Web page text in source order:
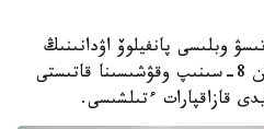
وبلىسى پانفيلوۆ اۋدانىنىڭ
اكىمدىگى جۇكتى بولىپ قالعان 8-سىنىپ وقۋشىسىنا قاتىستى
قازاقپارات ءتىلشىسى.